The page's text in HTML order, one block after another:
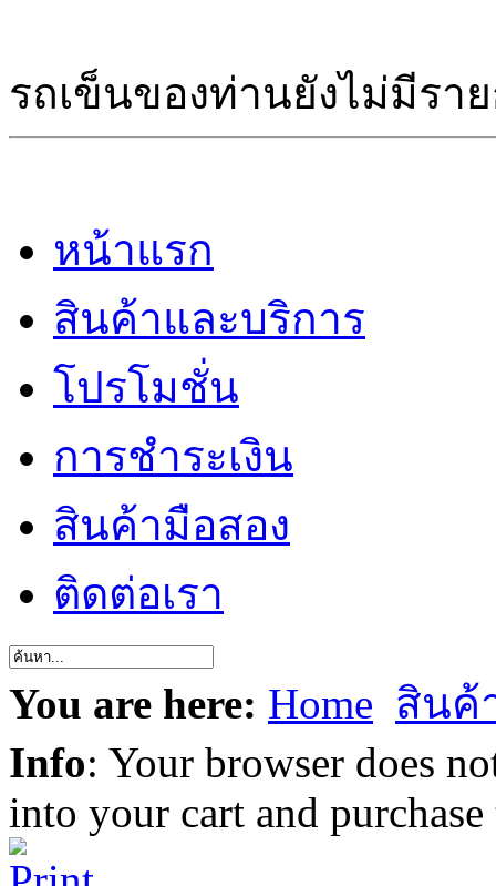
รถเข็นของท่านยังไม่มีรา
หน้าแรก
สินค้าและบริการ
โปรโมชั่น
การชำระเงิน
สินค้ามือสอง
ติดต่อเรา
You are here: Home สินค้
Info: Your browser does
into your cart and